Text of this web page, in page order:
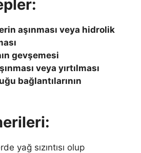
aşınması veya hidrolik
gevşemesi
veya yırtılması
bağlantılarının
yağ sızıntısı olup